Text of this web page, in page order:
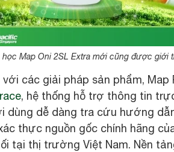
học Map Oni 2SL Extra mới cũng được giới
với các giải pháp sản phẩm,
, hệ thống hỗ trợ thông tin
dùng dễ dàng tra cứu hướng
thực nguồn gốc chính hãng
tại thị trường Việt Nam. Nền